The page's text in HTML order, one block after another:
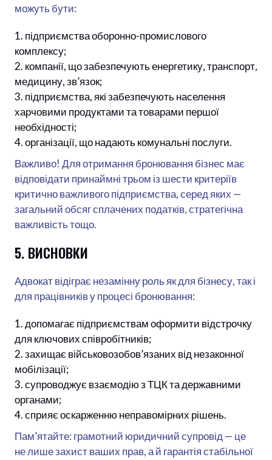
можуть бути:
підприємства оборонно-промислового
комплексу;
компанії, що забезпечують енергетику, транспорт,
медицину, зв’язок;
підприємства, які забезпечують населення
харчовими продуктами та товарами першої
необхідності;
організації, що надають комунальні послуги.
Важливо! Для отримання бронювання бізнес має
відповідати принаймні трьом із шести критеріїв
критично важливого підприємства, серед яких —
загальний обсяг сплачених податків, стратегічна
важливість тощо.
5. ВИСНОВКИ
Адвокат відіграє незамінну роль як для бізнесу, так і
для працівників у процесі бронювання:
допомагає підприємствам оформити відстрочку
для ключових співробітників;
захищає військовозобов’язаних від незаконної
мобілізації;
супроводжує взаємодію з ТЦК та державними
органами;
сприяє оскарженню неправомірних рішень.
Пам’ятайте: грамотний юридичний супровід — це
не лише захист ваших прав, а й гарантія стабільної